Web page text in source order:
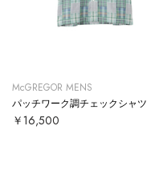
McGREGOR MENS
パッチワーク調チェックシャツ
￥16,500